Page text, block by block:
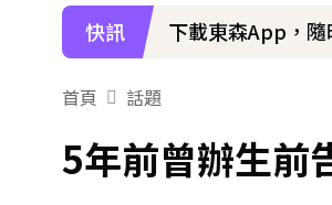
快訊 下載東森App，隨
首頁 話題
5年前曾辦生前